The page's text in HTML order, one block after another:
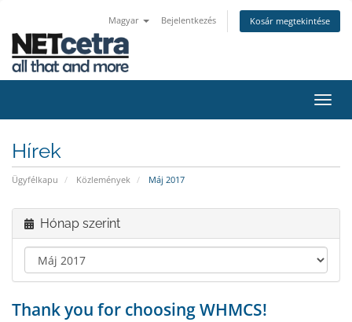
Magyar Bejelentkezés Kosár megtekintése
a
Hírek
Ügyfélkapu Közlemények Máj 2017
Hónap szerint
Thank you for choosing WHMCS!